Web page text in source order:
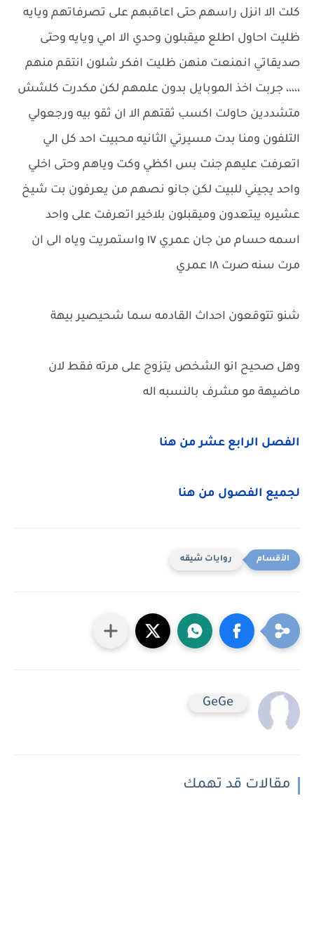
كلت الا انزل راسهم حتى اعاقبهم على تصرفاتهم ويايه
ظليت احاول اطلع ميقبلون وحدي الا امي ويايه وحتى
صديقاتي انمنعت منهن ظليت افكر شلون انتقم منهم
،،،،، جربت اخذ الموبايل بدون علمهم لكن مكدرت كلشش
متشددين حاولت اكسب ثقتهم الا ان ثقو بيه ورجعولي
التلفون ومنا بدت مسيرتي الثانيه محبيت احد كل الي
اتعرفت عليهم جنت بس اكظي وكت وياهم وحتى اخلي
واحد يجيني للبيت لكن جانو نصهم من يعرفون بت شيخ
عشيره يبتعدون وميقبلون بلاخير اتعرفت على واحد
اسمه حسام من جان عمري ١٧ واستمريت وياه الى ان
مرت سنه صرت ١٨ عمري
شنو تتوقعون احداث القادمه سما شحيصير بيهة
وهل صحيح انو الشخص يتزوج على مرته فقط لان
ماضيهة مو مشرف بالنسبه اله
الفصل الرابع عشر من هنا
لجميع الفصول من هنا
روايات شيقه
GeGe
مقالات قد تهمك